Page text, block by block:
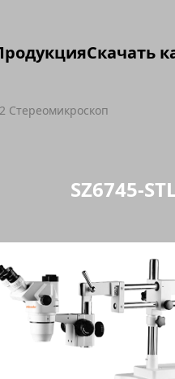
Скачать
Стереомикроскоп
SZ6745-